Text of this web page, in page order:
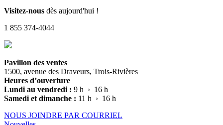
Visitez-nous dès aujourd'hui !
1 855 374-4044
Pavillon des ventes
1500, avenue des Draveurs, Trois-Rivières
Heures d’ouverture
Lundi au vendredi : 9 h › 16 h
Samedi et dimanche : 11 h › 16 h
NOUS JOINDRE PAR COURRIEL